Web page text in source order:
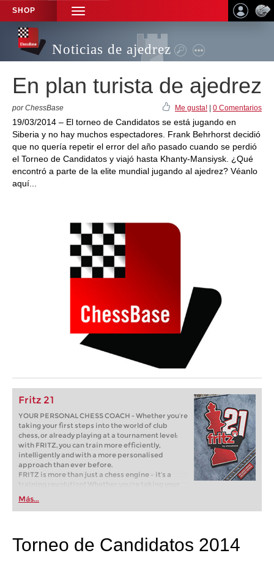
SHOP
TOGGLE
NAVIGATION
Noticias de ajedrez
En plan turista de ajedrez
por ChessBase Me gusta! 0 Comentarios
19/03/2014 – El torneo de Candidatos se está jugando en
Siberia y no hay muchos espectadores. Frank Behrhorst decidió
que no quería repetir el error del año pasado cuando se perdió
el Torneo de Candidatos y viajó hasta Khanty-Mansiysk. ¿Qué
encontró a parte de la elite mundial jugando al ajedrez? Véanlo
aquí...
Fritz 21
YOUR PERSONAL CHESS COACH - Whether you’re
taking your first steps into the world of club
chess, or already playing at a tournament level:
with FRITZ, you can train more efficiently,
intelligently and with a more personalised
approach than ever before.
FRITZ is more than just a chess engine – it’s a
training revolution! Whether you’re taking your
first steps into the world of club chess, or already
playing at a tournament level: with FRITZ, you can
train more efficiently, intelligently and with a
Más...
Torneo de Candidatos 2014